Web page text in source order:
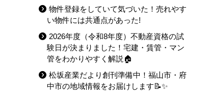
物件登録をしていて気づいた！売れやす
い物件には共通点があった!
2026年度（令和8年度）不動産資格の試
験日が決まりました！宅建・賃管・マン
管をわかりやすく解説🏠
松坂産業だより創刊準備中！福山市・府
中市の地域情報をお届けします📝✨